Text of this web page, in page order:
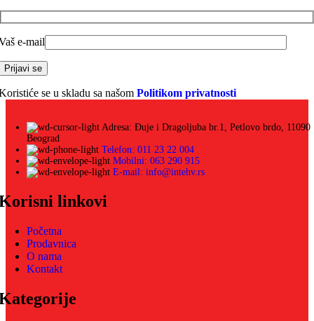
e-mail
se u skladu sa našom Politikom privatnosti
Adresa: Đuje i Dragoljuba br.1, Petlovo brdo, 11090
Beograd
Telefon: 011 23 22 004
Mobilni: 063 290 915
E-mail: info@intehv.rs
linkovi
Početna
Prodavnica
O nama
Kontakt